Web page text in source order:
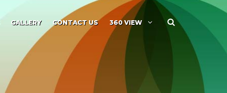
GALLERY CONTACT US 360 VIEW